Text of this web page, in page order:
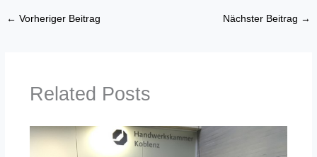
← Vorheriger Beitrag Nächster Beitrag →
Related Posts